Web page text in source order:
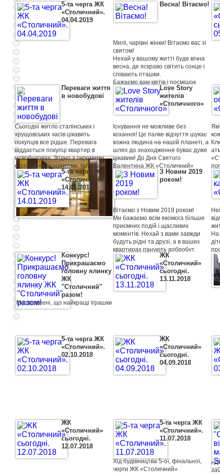
5-та черга ЖК
«Столичний».
04.04.2019
Весна! Вітаємо!
Милі, чарівні жінки! Вітаємо вас зі
святом!
Нехай у вашому житті буде вічна
весна, де яскраво світить сонце і
співають пташки.
Бажаємо вам квітів і посмішок
цілий рік!
З любов'ю, ваш ЖК "Столичний"
Переваги життя
в новобудові
Cьогодні житло сталінських і
хрущовських часів цікавить
покупців все рідше. Перевага
віддається покупці квартир в
новобудовах. Згідно з окремими
експертними оцінками, більше
30% покупців на ринку житла, як в
столиці, так і в регіонах, цікавиться
виключно первинної нерухомістю.
Love Story
жителів
«Столичного»
Існування не можливе без
кохання! Це палке відчуття шукає
кожна людина на нашій планеті, а
шлях до знаходження буває дуже
цікавим! До Дня Святого
Валентина ЖК «Столичний»
створив конкурс на кращу Love
Story. Переможця чекає
сертифікат на романтичну вечерю
в ресторанi «Intelligent» в м.
5-та черга ЖК
«Столичний».
14.01.2019
З Новим 2019
роком!
Вітаємо з Новим 2019 роком!
Ми бажаємо всім якомога більше
приємних подій і щасливих
моментів. Нехай з вами завжди
будуть рідні та друзі, а в ваших
квартирах панують добробут,
любов і процвітання.
На
Конкурс!
Прикрашаємо
головну ялинку
ЖК
"Столичний"
разом!
Ми впевнені, що найкращі іграшки
на новорічній ялинці - це іграшки,
зроблені своїми руками. Кожен з
нас зможе створити таку іграшку,
прикрасити нею новорічну ялинку і
милуватися своїм творінням. Ну
ЖК
«Столичний»
сьогодні.
13.11.2018
5-та черга ЖК
«Столичний».
02.10.2018
ЖК
«Столичний»
сьогоднi.
04.09.2018
ЖК
«Столичний»
сьогоднi.
12.07.2018
5-та черга ЖК
«Столичний».
11.07.2018
Хід будівництва 5-ої, фінальної,
черги ЖК «Столичний»